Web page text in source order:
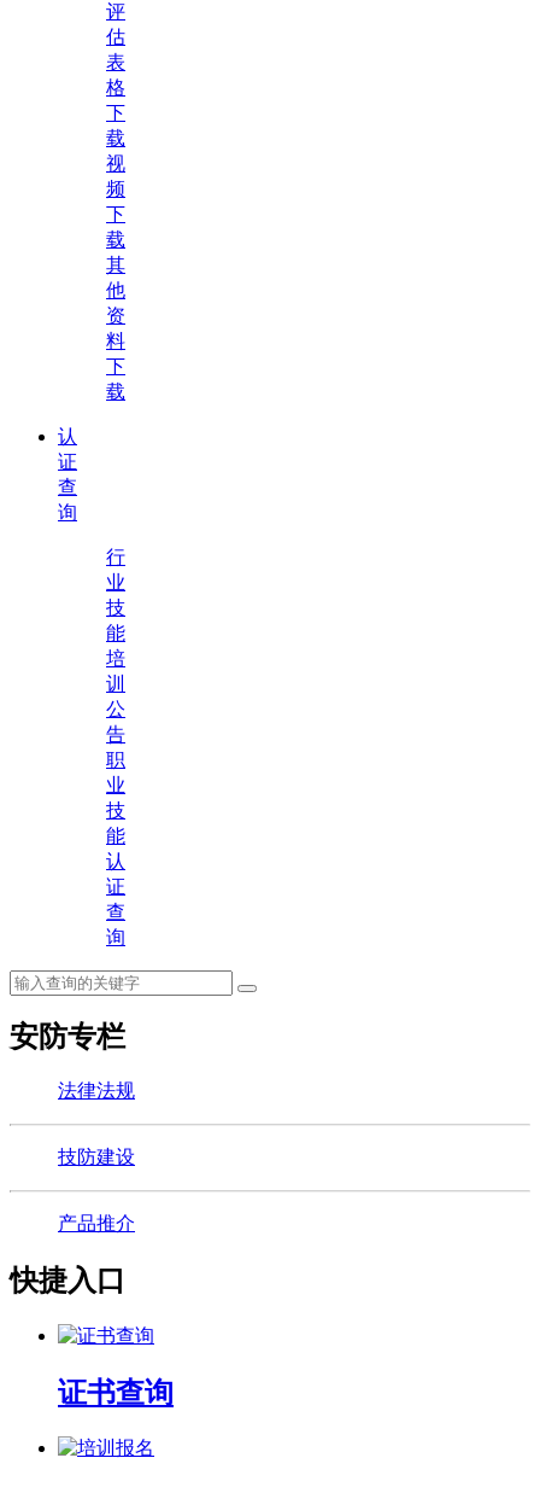
评
估
表
格
下
载
视
频
下
载
其
他
资
料
下
载
认
证
查
询
行
业
技
能
培
训
公
告
职
业
技
能
认
证
查
询
安防专栏
法律法规
技防建设
产品推介
快捷入口
证书查询